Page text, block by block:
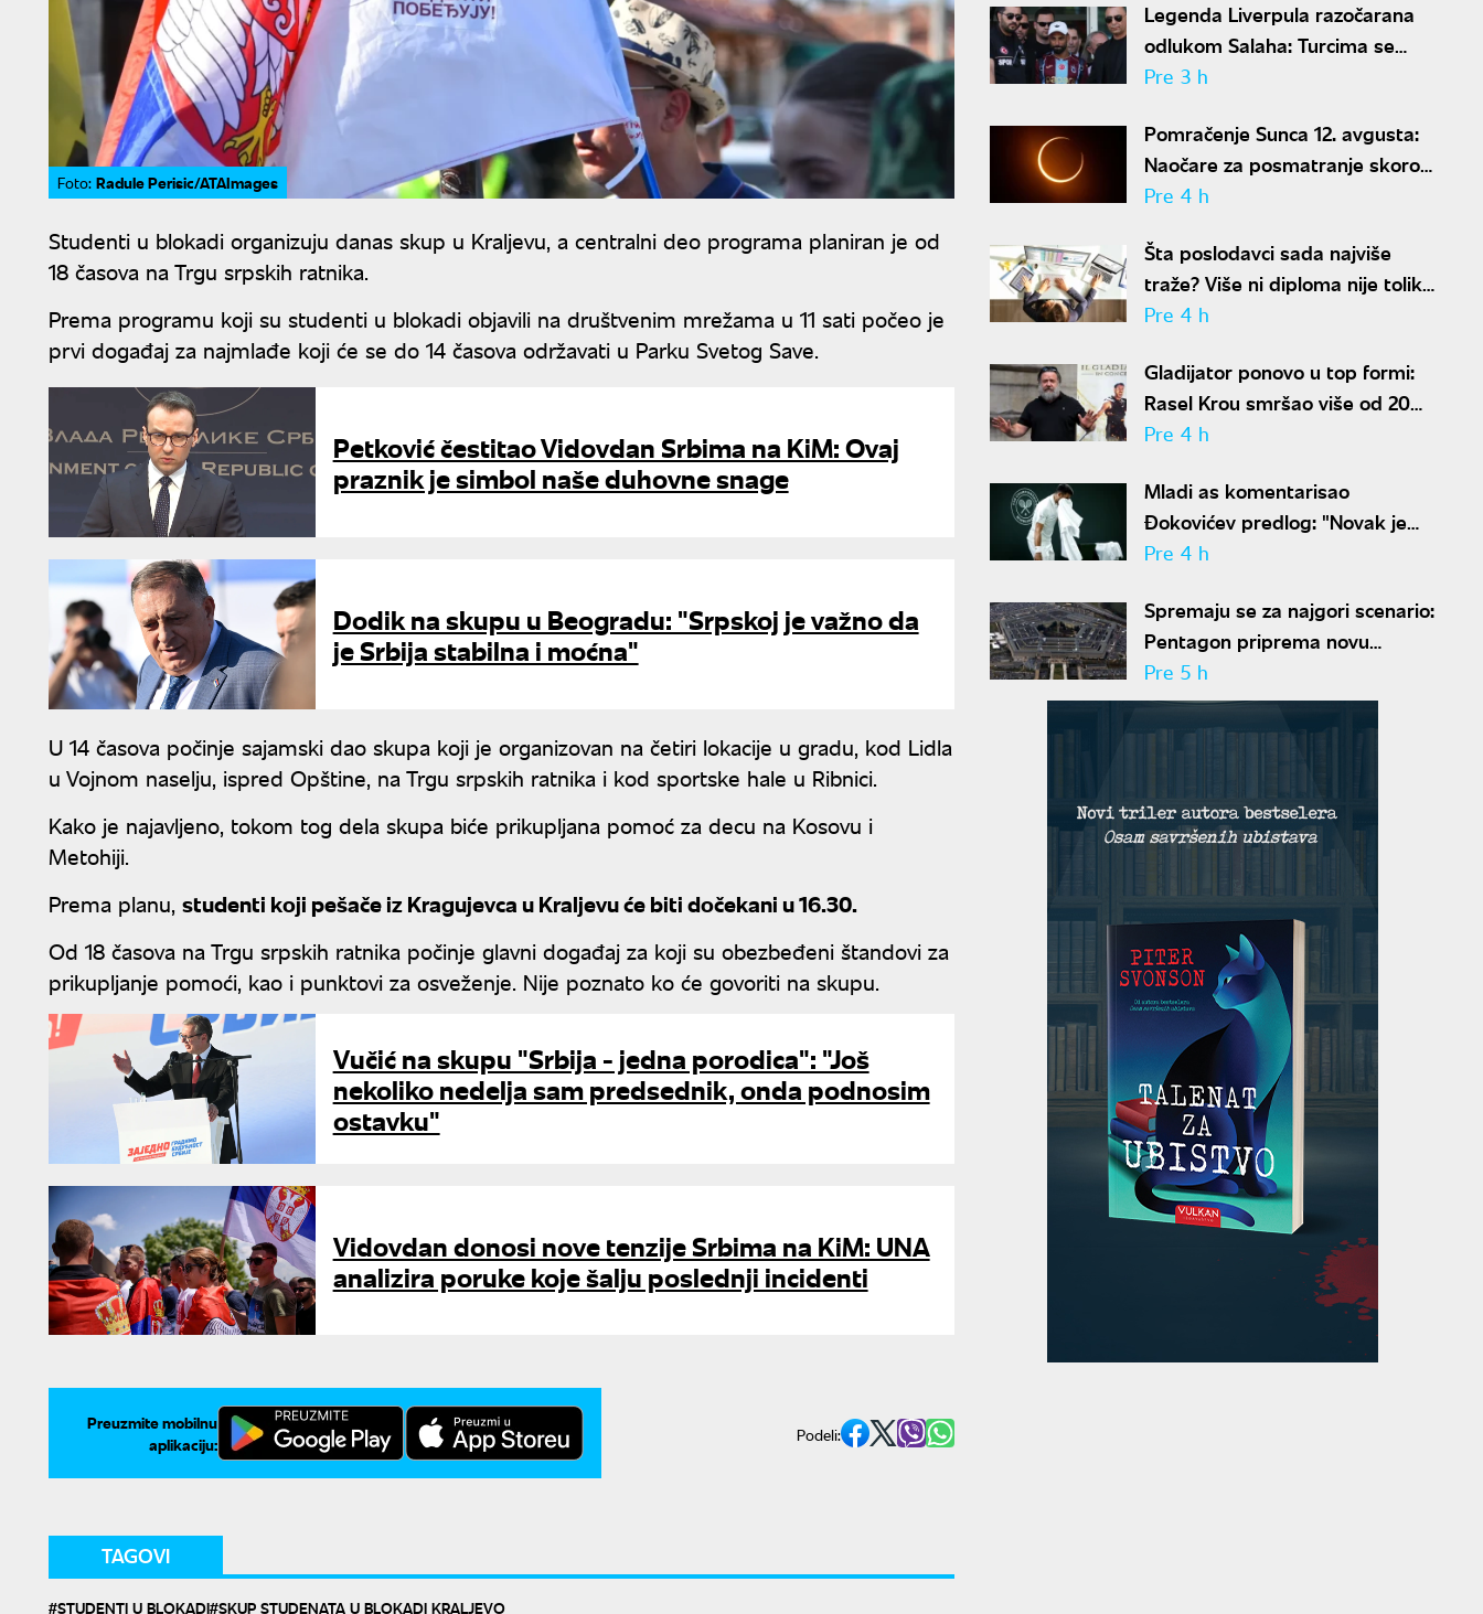
Foto: Radule Perisic/ATAImages
Studenti u blokadi organizuju danas skup u Kraljevu, a centralni deo programa planiran je od
18 časova na Trgu srpskih ratnika.
Prema programu koji su studenti u blokadi objavili na društvenim mrežama u 11 sati počeo je
prvi događaj za najmlađe koji će se do 14 časova održavati u Parku Svetog Save.
Petković čestitao Vidovdan Srbima na KiM: Ovaj
praznik je simbol naše duhovne snage
Dodik na skupu u Beogradu: "Srpskoj je važno da
je Srbija stabilna i moćna"
U 14 časova počinje sajamski dao skupa koji je organizovan na četiri lokacije u gradu, kod Lidla
u Vojnom naselju, ispred Opštine, na Trgu srpskih ratnika i kod sportske hale u Ribnici.
Kako je najavljeno, tokom tog dela skupa biće prikupljana pomoć za decu na Kosovu i
Metohiji.
Prema planu, studenti koji pešače iz Kragujevca u Kraljevu će biti dočekani u 16.30.
Od 18 časova na Trgu srpskih ratnika počinje glavni događaj za koji su obezbeđeni štandovi za
prikupljanje pomoći, kao i punktovi za osveženje. Nije poznato ko će govoriti na skupu.
Vučić na skupu "Srbija - jedna porodica": "Još
nekoliko nedelja sam predsednik, onda podnosim
ostavku"
Vidovdan donosi nove tenzije Srbima na KiM: UNA
analizira poruke koje šalju poslednji incidenti
Preuzmite mobilnu
aplikaciju:
Podeli:
TAGOVI
STUDENTI U BLOKADI SKUP STUDENATA U BLOKADI KRALJEVO
Legenda Liverpula razočarana
odlukom Salaha: Turcima se
neće dopasti ove reči
Pre 3 h
Pomračenje Sunca 12. avgusta:
Naočare za posmatranje skoro
rasprodate
Pre 4 h
Šta poslodavci sada najviše
traže? Više ni diploma nije toliko
važna
Pre 4 h
Gladijator ponovo u top formi:
Rasel Krou smršao više od 20
kilograma pa zapalio društvene
Pre 4 h
Mladi as komentarisao
Đokovićev predlog: "Novak je
sve stariji, zato nam predlaže
Pre 4 h
Spremaju se za najgori scenario:
Pentagon priprema novu
nuklearnu strategiju za
eventualni sukob sa Rusijom i
Kinom
Pre 5 h